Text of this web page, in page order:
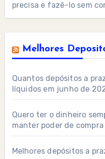
precisa e fazê-lo sem
Melhores
Quantos depósitos a
líquidos em junho de
Quero ter o dinheiro
manter poder de
Melhores depósitos a